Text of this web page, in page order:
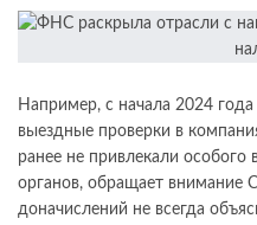
Например, с начала 2024
выездные проверки в
ранее не привлекали
органов, обращает внимание
доначислений не всегда